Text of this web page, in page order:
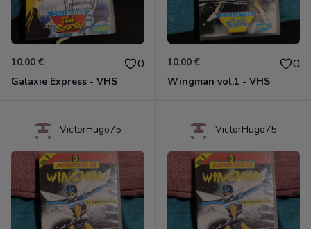
10.00 € 0
Galaxie Express - VHS
10.00 € 0
Wingman vol.1 - VHS
VictorHugo75 VictorHugo75